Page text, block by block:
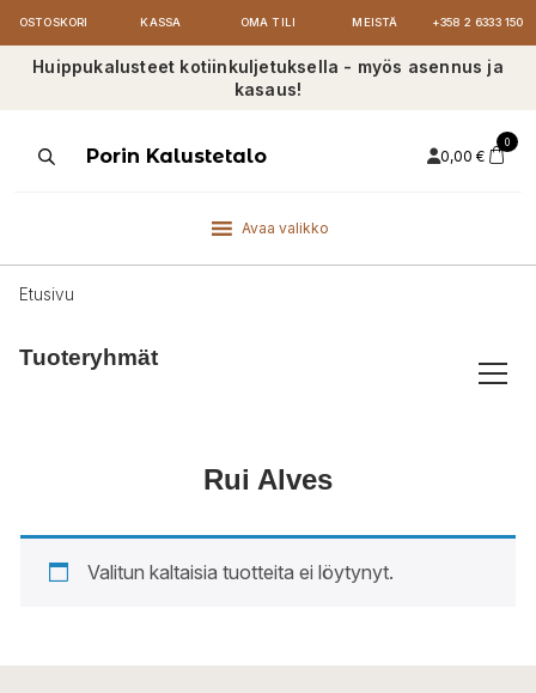
OSTOSKORI KASSA OMA TILI MEISTÄ +358 2 6333 150
Huippukalusteet kotiinkuljetuksella - myös asennus ja
kasaus!
ProductsPorin Kalustetalo 0,00 €
0
Avaa valikko
Etusivu
Tuoteryhmät
Rui Alves
Valitun kaltaisia tuotteita ei löytynyt.